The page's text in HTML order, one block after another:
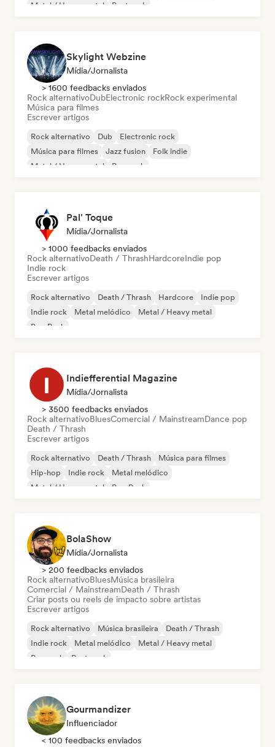
Metal / Heavy metal
Post rock
Skylight Webzine
Mídia/Jornalista
> 1600 feedbacks enviados
Rock alternativoDubElectronic rockRock experimental
Música para filmes
Escrever artigos
Rock alternativo Dub
Electronic rock
Música para filmes
Jazz fusion
Folk indie
Metal / Heavy metal
Pop rock
Pal' Toque
Mídia/Jornalista
> 1000 feedbacks enviados
Rock alternativoDeath / ThrashHardcoreIndie pop
Indie rock
Escrever artigos
Rock alternativo Death / Thrash Hardcore
Indie pop
Indie rock
Metal melódico
Metal / Heavy metal
Pop Punk
Indiefferential Magazine
Mídia/Jornalista
> 3500 feedbacks enviados
Rock alternativoBluesComercial / MainstreamDance pop
Death / Thrash
Escrever artigos
Rock alternativo Death / Thrash
Música para filmes
Hip-hop
Indie rock
Metal melódico
Metal / Heavy metal
Pop Punk
BolaShow
Mídia/Jornalista
> 200 feedbacks enviados
Rock alternativoBluesMúsica brasileira
Comercial / MainstreamDeath / Thrash
Criar posts ou reels de impacto sobre artistas
Escrever artigos
Rock alternativo Música brasileira
Death / Thrash
Indie rock
Metal melódico
Metal / Heavy metal
Pop rock
Post punk
Gourmandizer
Influenciador
< 100 feedbacks enviados